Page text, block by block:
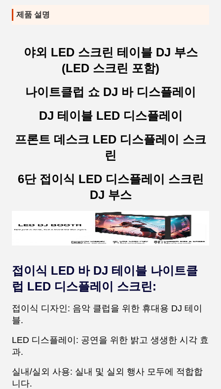
제품 설명
야외 LED 스크린 테이블 DJ 부스
(LED 스크린 포함)
나이트클럽 쇼 DJ 바 디스플레이
DJ 테이블 LED 디스플레이
프론트 데스크 LED 디스플레이 스크
린
6단 접이식 LED 디스플레이 스크린
DJ 부스
접이식 LED 바 DJ 테이블 나이트클
럽 LED 디스플레이 스크린:
접이식 디자인: 음악 클럽을 위한 휴대용 DJ 테이
블.
LED 디스플레이: 공연을 위한 밝고 생생한 시각 효
과.
실내/실외 사용: 실내 및 실외 행사 모두에 적합합
니다.